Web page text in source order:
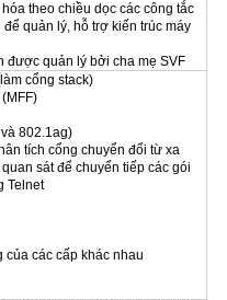
theo chiều dọc các công tắc
quản lý, hỗ trợ kiến ​​trúc máy
được quản lý bởi cha mẹ SVF
cổng stack)
802.1ag)
tích cổng chuyển đổi từ xa
sát để chuyển tiếp các gói
Telnet
của các cấp khác nhau